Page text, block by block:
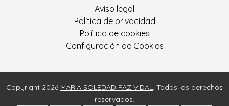
Aviso legal
Política de privacidad
Política de cookies
Configuración de Cookies
Copyright 2026 MARIA SOLEDAD PAZ VIDAL
. Todos los derechos
reservados.